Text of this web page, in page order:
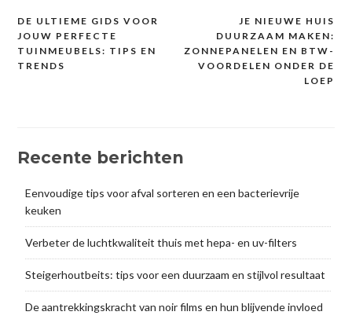
Post
navigation
DE ULTIEME GIDS VOOR
JOUW PERFECTE
TUINMEUBELS: TIPS EN
TRENDS
JE NIEUWE HUIS
DUURZAAM MAKEN:
ZONNEPANELEN EN BTW-
VOORDELEN ONDER DE
LOEP
Recente berichten
Eenvoudige tips voor afval sorteren en een bacterievrije
keuken
Verbeter de luchtkwaliteit thuis met hepa- en uv-filters
Steigerhoutbeits: tips voor een duurzaam en stijlvol resultaat
De aantrekkingskracht van noir films en hun blijvende invloed